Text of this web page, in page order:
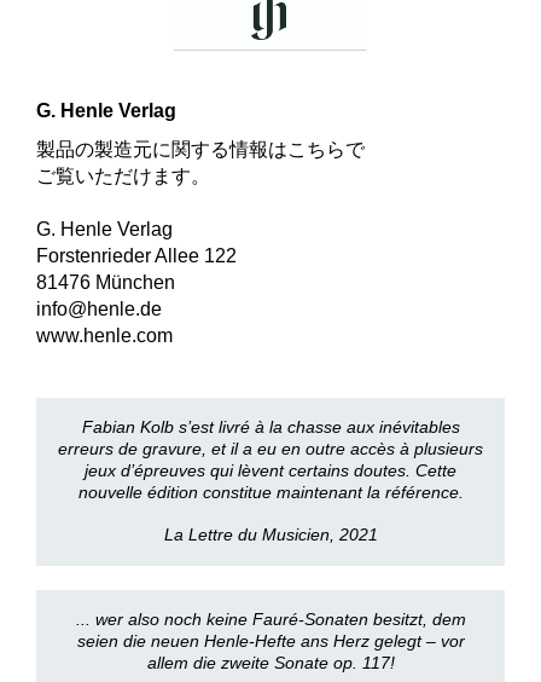
G. Henle Verlag
製品の製造元に関する情報はこちらで
ご覧いただけます。
G. Henle Verlag
Forstenrieder Allee 122
81476 München
info@henle.de
www.henle.com
Fabian Kolb s’est livré à la chasse aux inévitables
erreurs de gravure, et il a eu en outre accès à plusieurs
jeux d’épreuves qui lèvent certains doutes. Cette
nouvelle édition constitue maintenant la référence.
La Lettre du Musicien, 2021
... wer also noch keine Fauré-Sonaten besitzt, dem
seien die neuen Henle-Hefte ans Herz gelegt – vor
allem die zweite Sonate op. 117!